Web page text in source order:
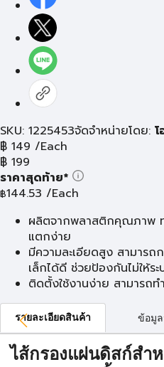
SKU: 1225453จัดจำหน่ายโดย:
฿ 149 /Each
฿ 199
ราคาสุดท้าย*
฿144.53 /Each
ผลิตจากพลาสติกคุณภาพ ท
แตกง่าย
มีความละเอียดสูง สามาร
เล็กได้ดี ช่วยป้องกันไม่ให้ร
ติดตั้งใช้งานง่าย สามารถท
รายละเอียดสินค้า ข้อมูล
ไส้กรองแผ่นดิสก์สำห